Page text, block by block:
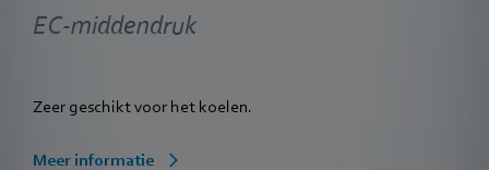
EC-middendruk
Zeer geschikt voor het koelen.
Meer informatie